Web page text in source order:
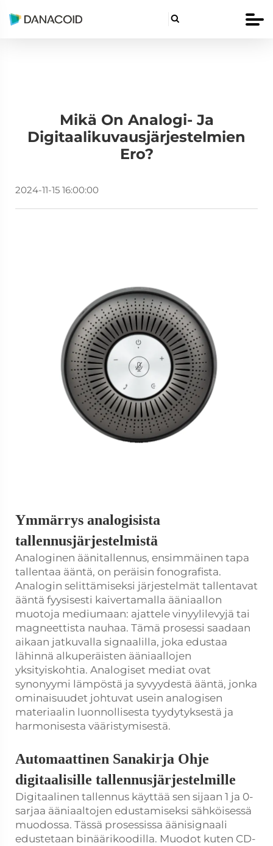

Mikä On Analogi- Ja
Digitaalikuvausjärjestelmien
Ero?
2024-11-15 16:00:00
Ymmärrys analogisista
tallennusjärjestelmistä
Analoginen äänitallennus, ensimmäinen tapa
tallentaa ääntä, on peräisin fonografista.
Analogin selittämiseksi järjestelmät tallentavat
ääntä fyysisesti kaivertamalla ääniaallon
muotoja mediumaan: ajattele vinyylilevyjä tai
magneettista nauhaa. Tämä prosessi saadaan
aikaan jatkuvalla signaalilla, joka edustaa
lähinnä alkuperäisten ääniaallojen
yksityiskohtia. Analogiset mediat ovat
synonyymi lämpöstä ja syvyydestä ääntä, jonka
ominaisuudet johtuvat usein analogisen
materiaalin luonnollisesta tyydytyksestä ja
harmonisesta vääristymisestä.
Automaattinen Sanakirja Ohje
digitaalisille tallennusjärjestelmille
Digitaalinen tallennus käyttää sen sijaan 1 ja 0-
sarjaa ääniaaltojen edustamiseksi sähköisessä
muodossa. Tässä prosessissa äänisignaali
edustetaan binäärikoodilla. Muodot kuten CD-